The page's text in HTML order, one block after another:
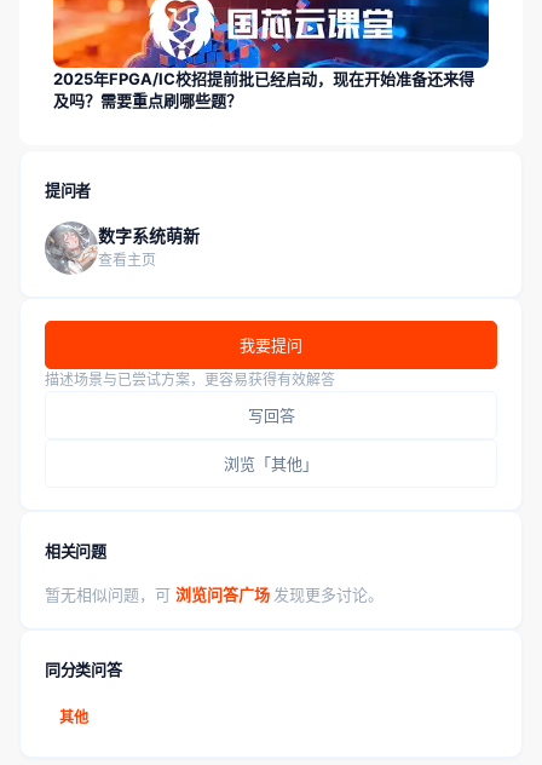
2025年FPGA/IC校招提前批已经启动，现在开始准备还来得
及吗？需要重点刷哪些题？
提问者
数字系统萌新
查看主页
我要提问
描述场景与已尝试方案，更容易获得有效解答
写回答
浏览「其他」
相关问题
暂无相似问题，可 浏览问答广场 发现更多讨论。
同分类问答
其他